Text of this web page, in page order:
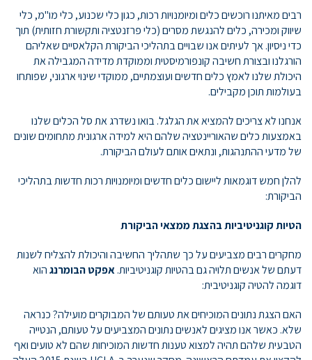
רבים מאיתנו רוכשים כלים ומיומנויות רכות, כגון כלי שכנוע, כלי מו"מ, כלי
שיווק ומכירה, כלים להנגשת מסרים (כלי פרזנטציה ותקשורת חזותית) תוך
כדי ניסיון. אך לעיתים אנו שבויים בתהליכי הביקורת הקלאסיים שאליהם
הורגלנו ובצורת חשיבה קונפורמיסטית וממוקדת מדידה המגבילה את
היכולת שלנו לאמץ כלים חדשים ועוצמתיים, ממוקדי שינוי ארגוני, שפותחו
בעולמות תוכן מקבילים.
אנחנו לא צריכים להמציא את הגלגל. בואו נשדרג את סל הכלים שלנו
באמצעות כלים שהאוריינטציה שלהם היא למידה ארגונית מתחומים שונים
של מדעי ההתנהגות, ונתאים אותם לעולם הביקורת.
להלן חמש דוגמאות ליישום כלים חדשים ומיומנויות רכות חדשות בתהליכי
הביקורת:
הטיות קוגניטיביות בהצגת ממצאי הביקורת
מחקרים רבים מצביעים על כך שתהליך החשיבה והיכולת להצליח לשנות
דעתם של אנשים תלויה גם בהטיות קוגניטיביות.אפקט הבומרנגהוא
דוגמה להטיה קוגניטיבית:
האם הצגת נתונים המוכיחים את טעותם של המבוקרים מועילה? כנראה
שלא. כאשר אנו מציגים לאנשים נתונים המצביעים על טעותם, הנטייה
הטבעית שלהם תהיה למצוא טענות חדשות המוכיחות שהם לא טועים ואף